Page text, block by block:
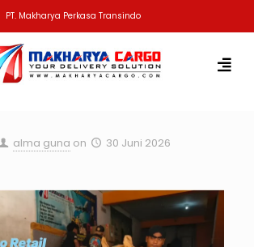
PT. Makharya Perkasa Transindo
alma guna on 30 Juni 2026